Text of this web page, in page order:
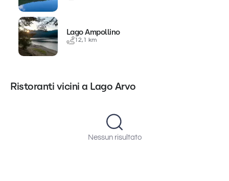
Lago Ampollino
12,1 km
Ristoranti vicini a Lago Arvo
Nessun risultato